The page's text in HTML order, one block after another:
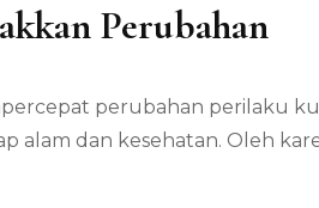
Perubahan
perubahan perilaku
alam dan kesehatan. Oleh